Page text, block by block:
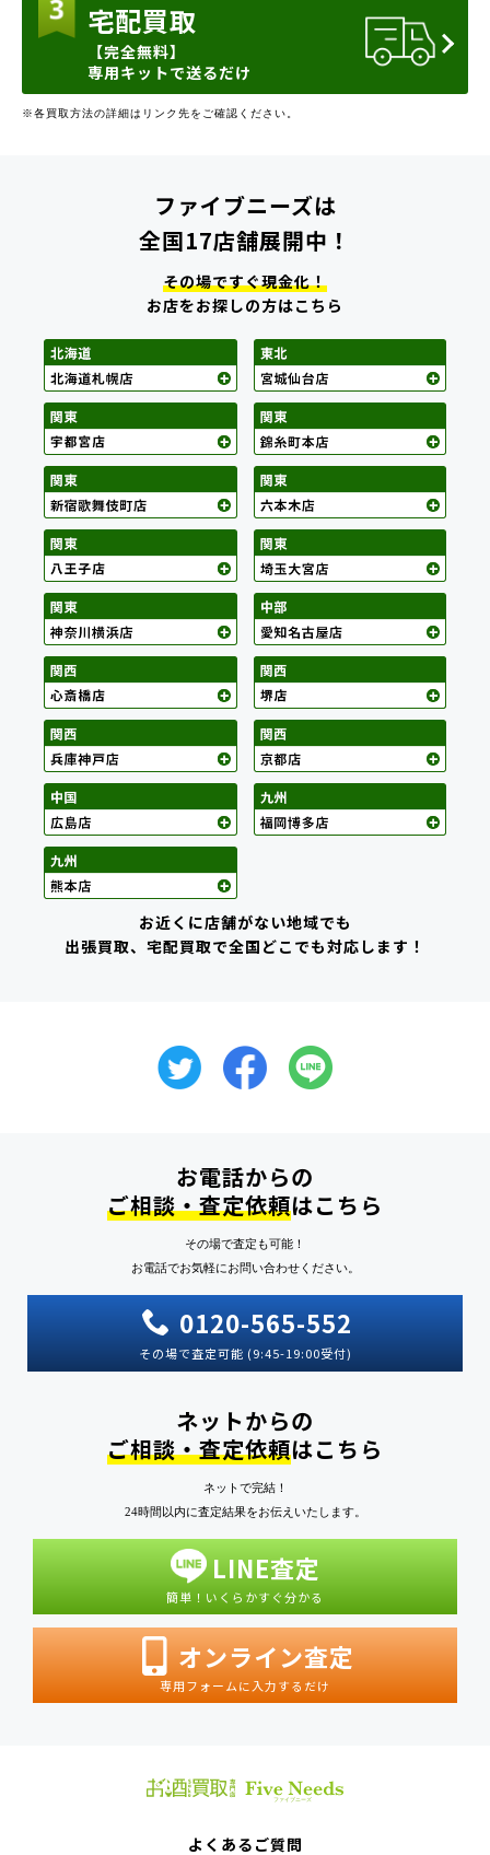
宅配買取
【完全無料】
専用キットで送るだけ
※各買取方法の詳細はリンク先をご確認ください。
ファイブニーズは
全国17店舗展開中！
その場ですぐ現金化！
お店をお探しの方はこちら
お近くに店舗がない地域でも
出張買取、宅配買取で全国どこでも対応します！
お電話からの
ご相談・査定依頼はこちら
その場で査定も可能！
お電話でお気軽にお問い合わせください。
0120-565-552
その場で査定可能 (9:45-19:00受付)
ネットからの
ご相談・査定依頼はこちら
ネットで完結！
24時間以内に査定結果をお伝えいたします。
LINE査定
簡単！いくらかすぐ分かる
オンライン査定
専用フォームに入力するだけ
よくあるご質問